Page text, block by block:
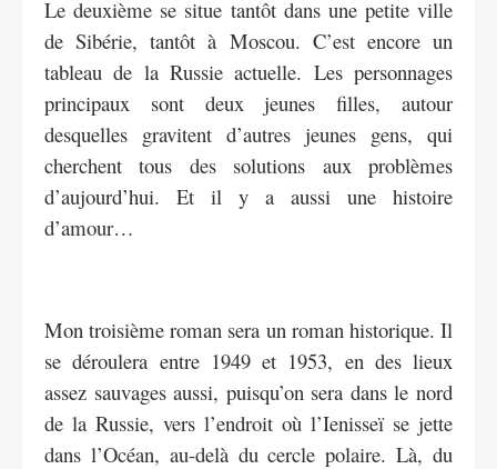
Le deuxième se situe tantôt dans une petite ville
de Sibérie, tantôt à Moscou. C’est encore un
tableau de la Russie actuelle. Les personnages
principaux sont deux jeunes filles, autour
desquelles gravitent d’autres jeunes gens, qui
cherchent tous des solutions aux problèmes
d’aujourd’hui. Et il y a aussi une histoire
d’amour…
Mon troisième roman sera un roman historique. Il
se déroulera entre 1949 et 1953, en des lieux
assez sauvages aussi, puisqu’on sera dans le nord
de la Russie, vers l’endroit où l’Ienisseï se jette
dans l’Océan, au-delà du cercle polaire. Là, du